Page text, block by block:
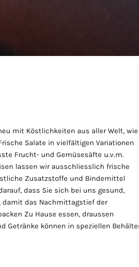
mit Köstlichkeiten aus aller Welt, wie
Salate in vielfältigen Variationen
Frucht- und Gemüsesäfte u.v.m.
lassen wir ausschliesslich frische
Zusatzstoffe und Bindemittel
dass Sie sich bei uns gesund,
damit das Nachmittagstief der
Zu Hause essen, draussen
Getränke können in speziellen